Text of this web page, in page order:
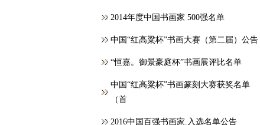
2014年度中国书画家 500强名单
中国“红高粱杯”书画大赛（第二届）公告
“恒嘉。御景豪庭杯”书画展评比名单
中国“红高粱杯”书画篆刻大赛获奖名单
（首
2016中国百强书画家.入选名单公告